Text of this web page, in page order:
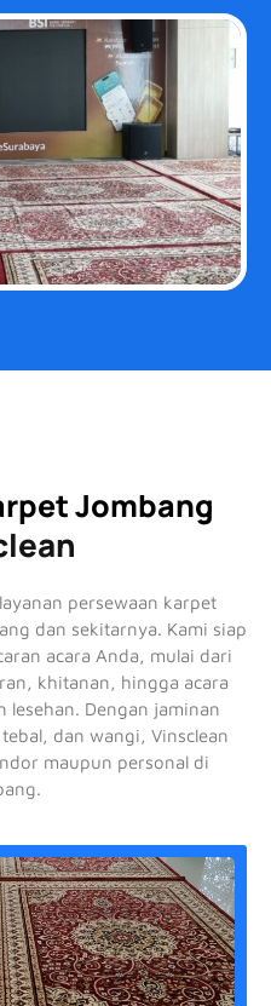
Jombang
persewaan karpet
dan sekitarnya. Kami siap
acara Anda, mulai dari
khitanan, hingga acara
lesehan. Dengan jaminan
dan wangi, Vinsclean
maupun personal di